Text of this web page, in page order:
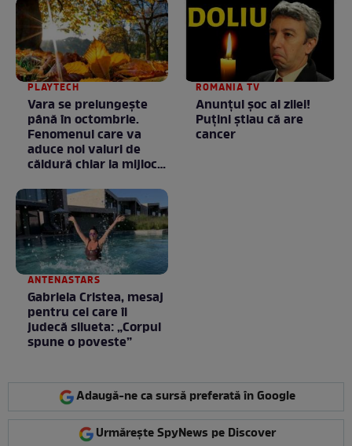
PLAYTECH
Vara se prelungeşte
până în octombrie.
Fenomenul care va
aduce noi valuri de
căldură chiar la mijlocul
ROMANIA TV
Anunţul şoc al zilei!
Puţini ştiau că are
cancer
ANTENASTARS
Gabriela Cristea, mesaj
pentru cei care îi
judecă silueta: „Corpul
spune o poveste”
Adaugă-ne ca sursă preferată în Google
Urmărește SpyNews pe Discover